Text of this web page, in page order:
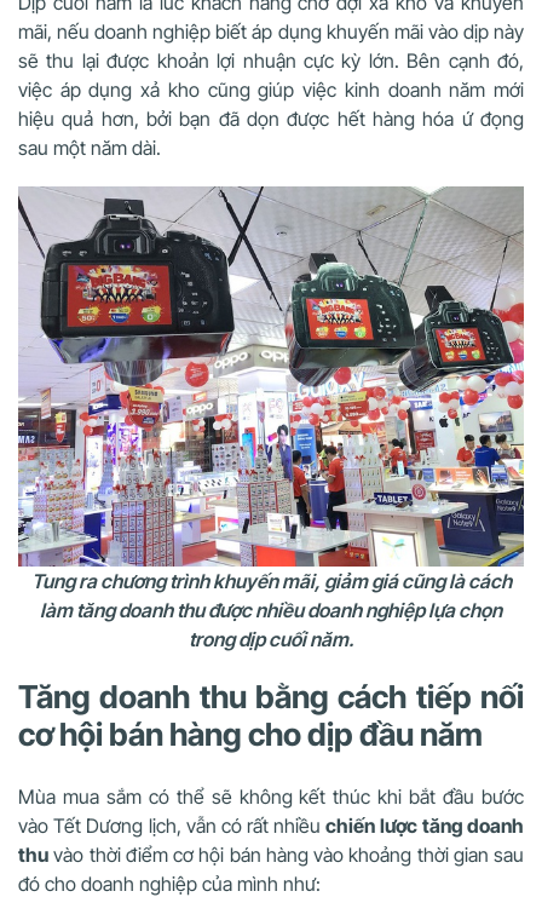
mãi, nếu doanh nghiệp biết áp dụng khuyến mãi vào dịp này
sẽ thu lại được khoản lợi nhuận cực kỳ lớn. Bên cạnh đó,
việc áp dụng xả kho cũng giúp việc kinh doanh năm mới
hiệu quả hơn, bởi bạn đã dọn được hết hàng hóa ứ đọng
sau một năm dài.
Tung ra chương trình khuyến mãi, giảm giá cũng là cách
làm tăng doanh thu được nhiều doanh nghiệp lựa chọn
trong dịp cuối năm.
Tăng doanh thu bằng cách tiếp nối
cơ hội bán hàng cho dịp đầu năm
Mùa mua sắm có thể sẽ không kết thúc khi bắt đầu bước
vào Tết Dương lịch, vẫn có rất nhiềuchiến lược tăng doanh
thu vào thời điểm cơ hội bán hàng vào khoảng thời gian sau
đó cho doanh nghiệp của mình như: